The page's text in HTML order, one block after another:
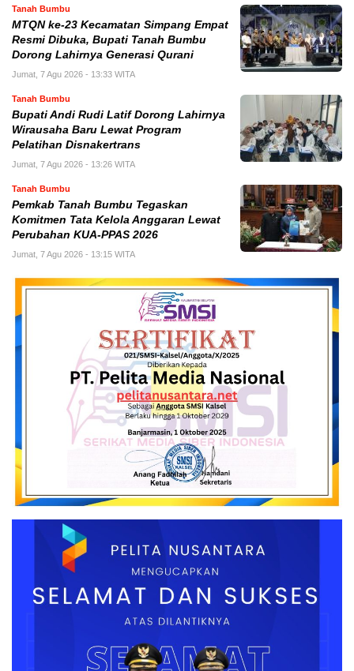
Tanah Bumbu
MTQN ke-23 Kecamatan Simpang Empat
Resmi Dibuka, Bupati Tanah Bumbu
Dorong Lahirnya Generasi Qurani
Jumat, 7 Agu 2026 - 13:33 WITA
Tanah Bumbu
Bupati Andi Rudi Latif Dorong Lahirnya
Wirausaha Baru Lewat Program
Pelatihan Disnakertrans
Jumat, 7 Agu 2026 - 13:26 WITA
Tanah Bumbu
Pemkab Tanah Bumbu Tegaskan
Komitmen Tata Kelola Anggaran Lewat
Perubahan KUA-PPAS 2026
Jumat, 7 Agu 2026 - 13:15 WITA